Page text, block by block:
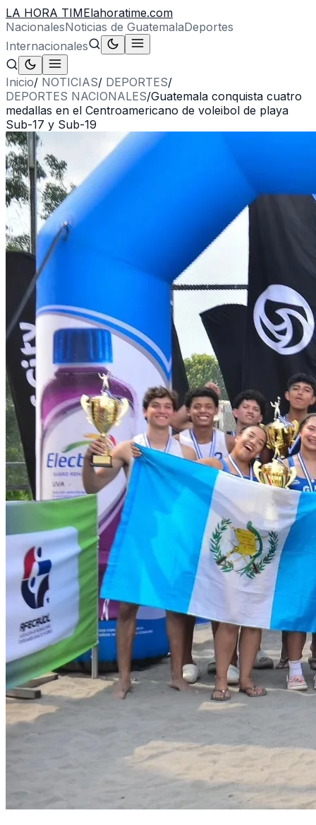
LA HORA TIMElahoratime.com
NacionalesNoticias de GuatemalaDeportes
Internacionales
Inicio/ NOTICIAS/ DEPORTES/
DEPORTES NACIONALES/Guatemala conquista cuatro
medallas en el Centroamericano de voleibol de playa
Sub-17 y Sub-19